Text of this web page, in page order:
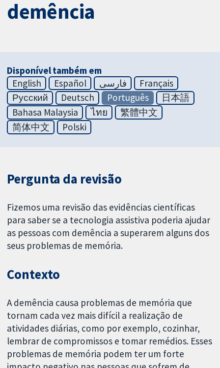
demência
Disponível também em
English
Español فارسی
Français
Русский
Deutsch Português
日本語
Bahasa Malaysia
ไทย
繁體中文
简体中文
Polski
Pergunta da revisão
Fizemos uma revisão das evidências científicas
para saber se a tecnologia assistiva poderia ajudar
as pessoas com demência a superarem alguns dos
seus problemas de memória.
Contexto
A demência causa problemas de memória que
tornam cada vez mais difícil a realização de
atividades diárias, como por exemplo, cozinhar,
lembrar de compromissos e tomar remédios. Esses
problemas de memória podem ter um forte